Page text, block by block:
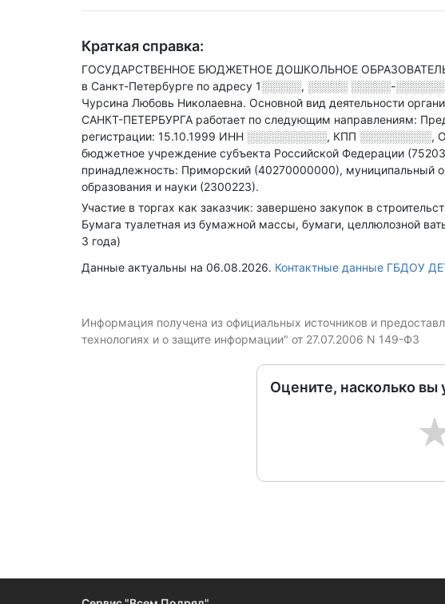
Краткая справка:
ГОСУДАРСТВЕННОЕ БЮДЖЕТНОЕ ДОШКОЛЬНОЕ
в Санкт-Петербурге по адресу 1░░░░░, ░░░░░ ░░░░░-
Чурсина Любовь Николаевна. Основной вид деятельности
САНКТ-ПЕТЕРБУРГА работает по следующим направлениям:
регистрации: 15.10.1999 ИНН ░░░░░░░░░░, КПП ░░░░░░░░░,
бюджетное учреждение субъекта Российской Федерации
принадлежность: Приморский (40270000000), муниципальный
образования и науки (2300223).
Участие в торгах как заказчик: завершено закупок в
Бумага туалетная из бумажной массы, бумаги, целлюлозной
3 года)
Данные актуальны на 06.08.2026. Контактные данные ГБДОУ
Информация получена из официальных источников и
технологиях и о защите информации" от 27.07.2006 N 149-ФЗ
Оцените, насколько
1